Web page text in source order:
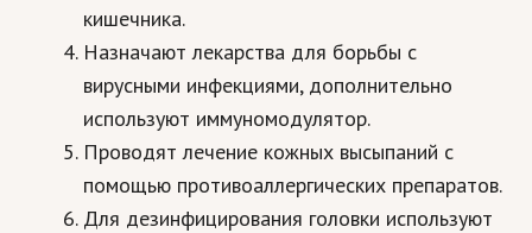
кишечника.
Назначают лекарства для борьбы с
вирусными инфекциями, дополнительно
используют иммуномодулятор.
Проводят лечение кожных высыпаний с
помощью противоаллергических препаратов.
Для дезинфицирования головки используют